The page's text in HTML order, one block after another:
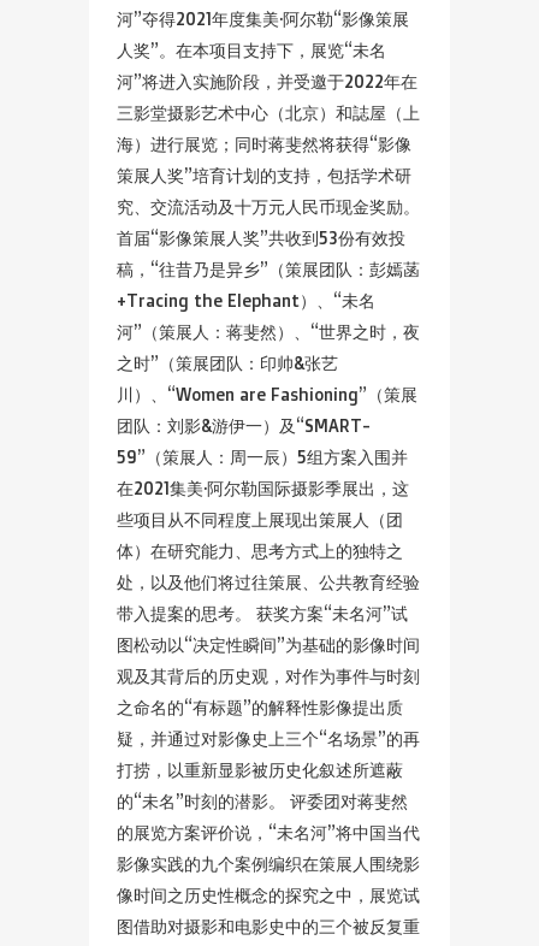
河”夺得2021年度集美·阿尔勒“影像策展
人奖”。在本项目支持下，展览“未名
河”将进入实施阶段，并受邀于2022年在
三影堂摄影艺术中心（北京）和誌屋（上
海）进行展览；同时蒋斐然将获得“影像
策展人奖”培育计划的支持，包括学术研
究、交流活动及十万元人民币现金奖励。
首届“影像策展人奖”共收到53份有效投
稿，“往昔乃是异乡”（策展团队：彭嫣菡
+Tracing the Elephant）、“未名
河”（策展人：蒋斐然）、“世界之时，夜
之时”（策展团队：印帅&张艺
川）、“Women are Fashioning”（策展
团队：刘影&游伊一）及“SMART-
59”（策展人：周一辰）5组方案入围并
在2021集美·阿尔勒国际摄影季展出，这
些项目从不同程度上展现出策展人（团
体）在研究能力、思考方式上的独特之
处，以及他们将过往策展、公共教育经验
带入提案的思考。 获奖方案“未名河”试
图松动以“决定性瞬间”为基础的影像时间
观及其背后的历史观，对作为事件与时刻
之命名的“有标题”的解释性影像提出质
疑，并通过对影像史上三个“名场景”的再
打捞，以重新显影被历史化叙述所遮蔽
的“未名”时刻的潜影。 评委团对蒋斐然
的展览方案评价说，“未名河”将中国当代
影像实践的九个案例编织在策展人围绕影
像时间之历史性概念的探究之中，展览试
图借助对摄影和电影史中的三个被反复重